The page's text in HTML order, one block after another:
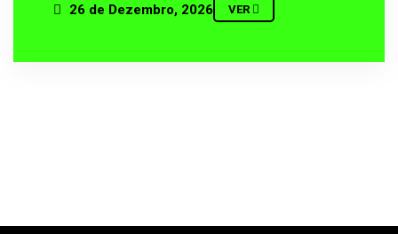
26 de Dezembro, 2026 VER